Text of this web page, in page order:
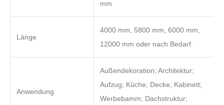
mm
Länge
4000 mm, 5800 mm, 6000 mm,
12000 mm oder nach Bedarf.
Anwendung
Außendekoration; Architektur;
Aufzug; Küche; Decke; Kabinett;
Werbebamm; Dachstruktur;